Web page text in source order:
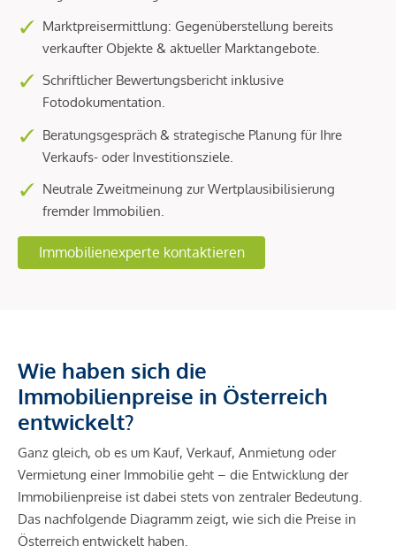
Marktpreisermittlung: Gegenüberstellung bereits
verkaufter Objekte & aktueller Marktangebote.
Schriftlicher Bewertungsbericht inklusive
Fotodokumentation.
Beratungsgespräch & strategische Planung für Ihre
Verkaufs- oder Investitionsziele.
Neutrale Zweitmeinung zur Wertplausibilisierung
fremder Immobilien.
Immobilienexperte kontaktieren
Wie haben sich die
Immobilienpreise in Österreich
entwickelt?
Ganz gleich, ob es um Kauf, Verkauf, Anmietung oder
Vermietung einer Immobilie geht – die Entwicklung der
Immobilienpreise ist dabei stets von zentraler Bedeutung.
Das nachfolgende Diagramm zeigt, wie sich die Preise in
Österreich entwickelt haben.